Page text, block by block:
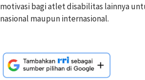
motivasi bagi atlet disabilitas lainnya
nasional maupun internasional.